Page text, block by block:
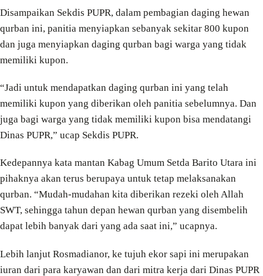
Disampaikan Sekdis PUPR, dalam pembagian daging hewan
qurban ini, panitia menyiapkan sebanyak sekitar 800 kupon
dan juga menyiapkan daging qurban bagi warga yang tidak
memiliki kupon.
“Jadi untuk mendapatkan daging qurban ini yang telah
memiliki kupon yang diberikan oleh panitia sebelumnya. Dan
juga bagi warga yang tidak memiliki kupon bisa mendatangi
Dinas PUPR,” ucap Sekdis PUPR.
Kedepannya kata mantan Kabag Umum Setda Barito Utara ini
pihaknya akan terus berupaya untuk tetap melaksanakan
qurban. “Mudah-mudahan kita diberikan rezeki oleh Allah
SWT, sehingga tahun depan hewan qurban yang disembelih
dapat lebih banyak dari yang ada saat ini,” ucapnya.
Lebih lanjut Rosmadianor, ke tujuh ekor sapi ini merupakan
iuran dari para karyawan dan dari mitra kerja dari Dinas PUPR